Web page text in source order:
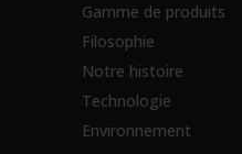
Gamme de produits
Filosophie
Notre histoire
Technologie
Environnement